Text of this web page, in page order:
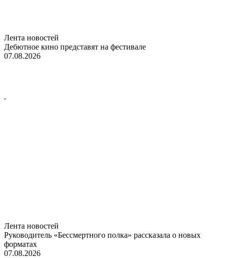
Лента новостей
Дебютное кино представят на фестивале
07.08.2026
Лента новостей
Руководитель «Бессмертного полка» рассказала о новых
форматах
07.08.2026